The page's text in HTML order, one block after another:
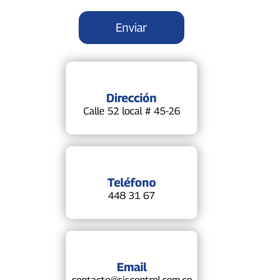
Dirección
Calle 52 local # 45-26
Teléfono
448 31 67
Email